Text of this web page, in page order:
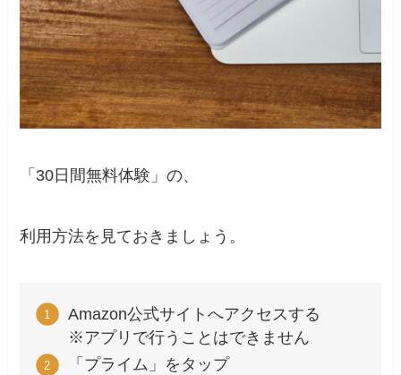
「30日間無料体験」の、
利用方法を見ておきましょう。
Amazon公式サイトへアクセスする
※アプリで行うことはできません
「プライム」をタップ